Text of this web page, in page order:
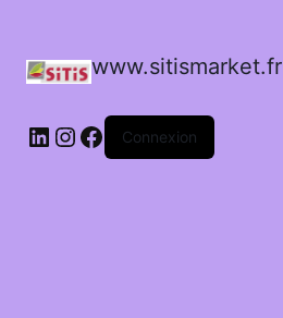
www.sitismarket.fr
LinkedIn
Instagram
Facebook
Connexion